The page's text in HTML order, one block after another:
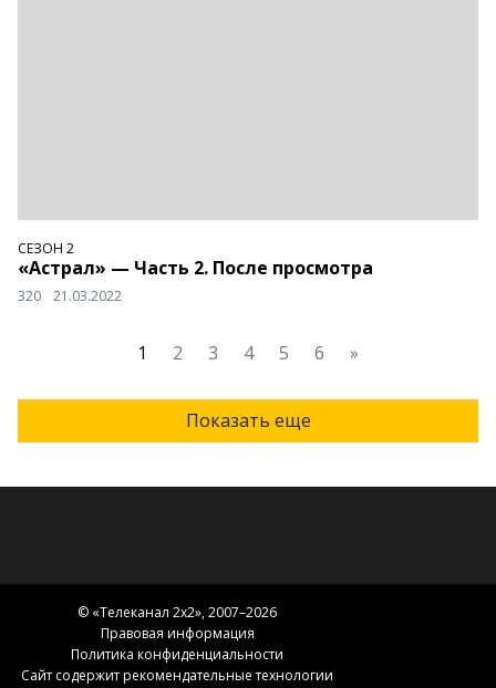
СЕЗОН 2
«Астрал» — Часть 2. После просмотра
320 21.03.2022
1 2 3 4 5 6 »
Показать еще
© «Телеканал 2x2», 2007–2026
Правовая информация
Политика конфиденциальности
Сайт содержит рекомендательные технологии